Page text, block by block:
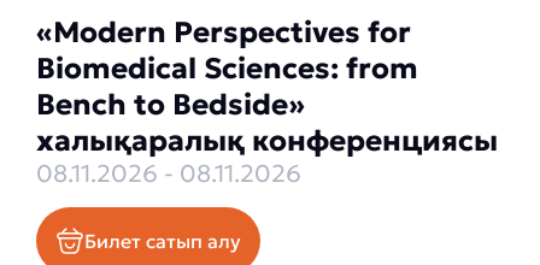
«Modern Perspectives for
Biomedical Sciences: from
Bench to Bedside»
халықаралық конференциясы
08.11.2026 - 08.11.2026
Билет сатып алу